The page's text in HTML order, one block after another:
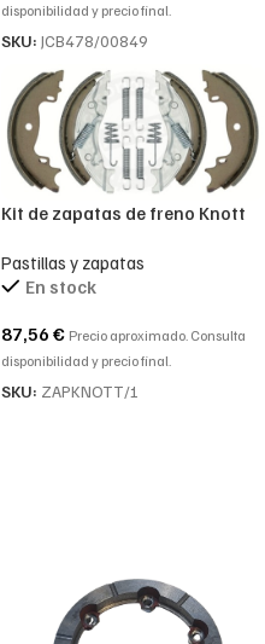
disponibilidad y precio final.
SKU: JCB478/00849
Kit de zapatas de freno Knott
de freno para tambor de
160mm.
Pastillas y zapatas
En stock
87,56 € Precio aproximado. Consulta
disponibilidad y precio final.
SKU: ZAPKNOTT/1